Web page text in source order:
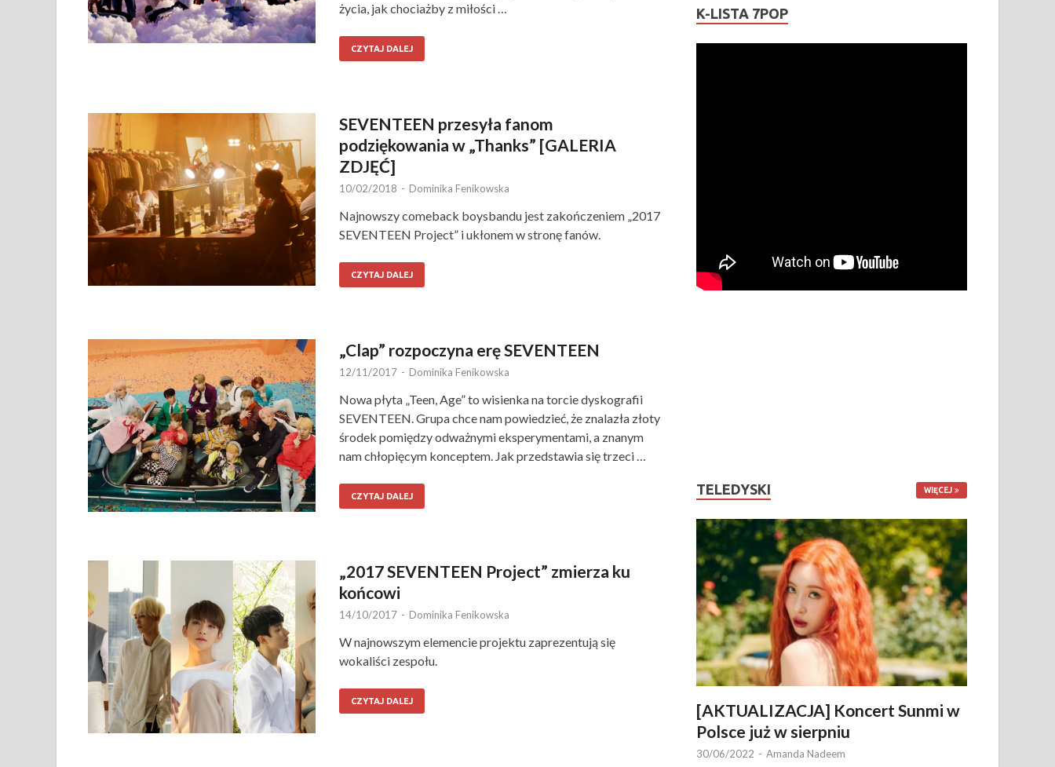
życia, jak chociażby z miłości …
CZYTAJ DALEJ
SEVENTEEN przesyła fanom
podziękowania w „Thanks” [GALERIA
ZDJĘĆ]
10/02/2018 - Dominika Fenikowska
Najnowszy comeback boysbandu jest zakończeniem „2017
SEVENTEEN Project” i ukłonem w stronę fanów.
CZYTAJ DALEJ
„Clap” rozpoczyna erę SEVENTEEN
12/11/2017 - Dominika Fenikowska
Nowa płyta „Teen, Age” to wisienka na torcie dyskografii
SEVENTEEN. Grupa chce nam powiedzieć, że znalazła złoty
środek pomiędzy odważnymi eksperymentami, a znanym
nam chłopięcym konceptem. Jak przedstawia się trzeci …
CZYTAJ DALEJ
„2017 SEVENTEEN Project” zmierza ku
końcowi
14/10/2017 - Dominika Fenikowska
W najnowszym elemencie projektu zaprezentują się
wokaliści zespołu.
CZYTAJ DALEJ
K-LISTA 7POP
TELEDYSKI WIĘCEJ
[AKTUALIZACJA] Koncert Sunmi w
Polsce już w sierpniu
30/06/2022 - Amanda Nadeem